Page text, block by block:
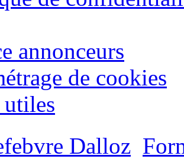
annonceurs
de cookies
Dalloz